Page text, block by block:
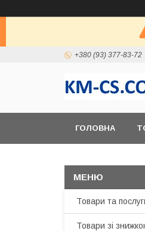
+380 (93) 377-83-72
ГОЛОВНА
Товари та
Товари зі